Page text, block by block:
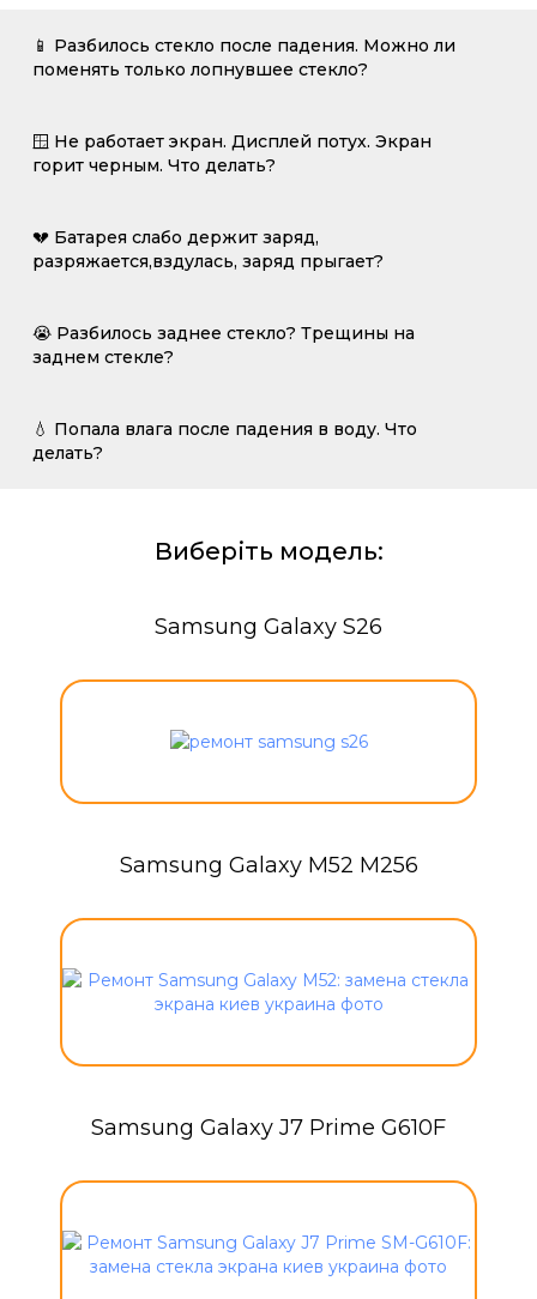
📱 Разбилось стекло после падения. Можно ли
поменять только лопнувшее стекло?
🪟 Не работает экран. Дисплей потух. Экран
горит черным. Что делать?
💔 Батарея слабо держит заряд,
разряжается,вздулась, заряд прыгает?
😭 Разбилось заднее стекло? Трещины на
заднем стекле?
💧 Попала влага после падения в воду. Что
делать?
Виберіть модель:
Samsung Galaxy S26
Samsung Galaxy M52 M256
Samsung Galaxy J7 Prime G610F